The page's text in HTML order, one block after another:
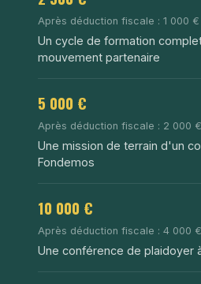
Après déduction fiscale : 1 000 €
Un cycle de formation
mouvement partenaire
5 000 €
Après déduction fiscale : 2 000 €
Une mission de terrain d'un
Fondemos
10 000 €
Après déduction fiscale : 4 000 €
Une conférence de plaidoyer